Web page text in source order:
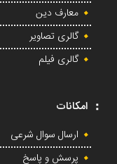
معارف دین
گالری تصاویر
گالری فیلم
امکانات
ارسال سوال شرعی
پرسش و پاسخ